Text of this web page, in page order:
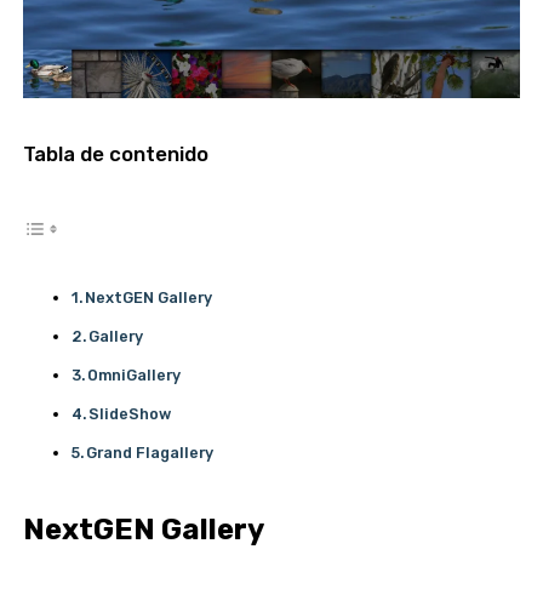
Tabla de contenido
NextGEN Gallery
Gallery
OmniGallery
SlideShow
Grand Flagallery
NextGEN Gallery